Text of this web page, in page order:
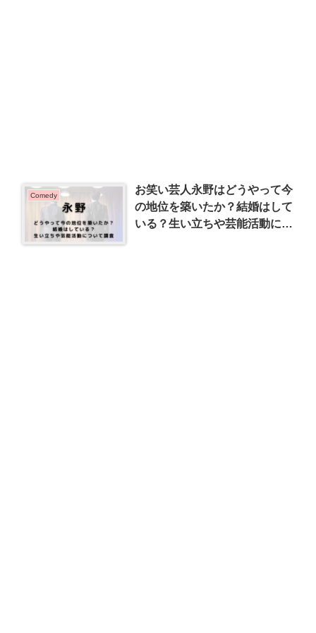
Comedy
お笑い芸人永野はどうやって今
の地位を築いたか？結婚はして
いる？生い立ちや芸能活動につ